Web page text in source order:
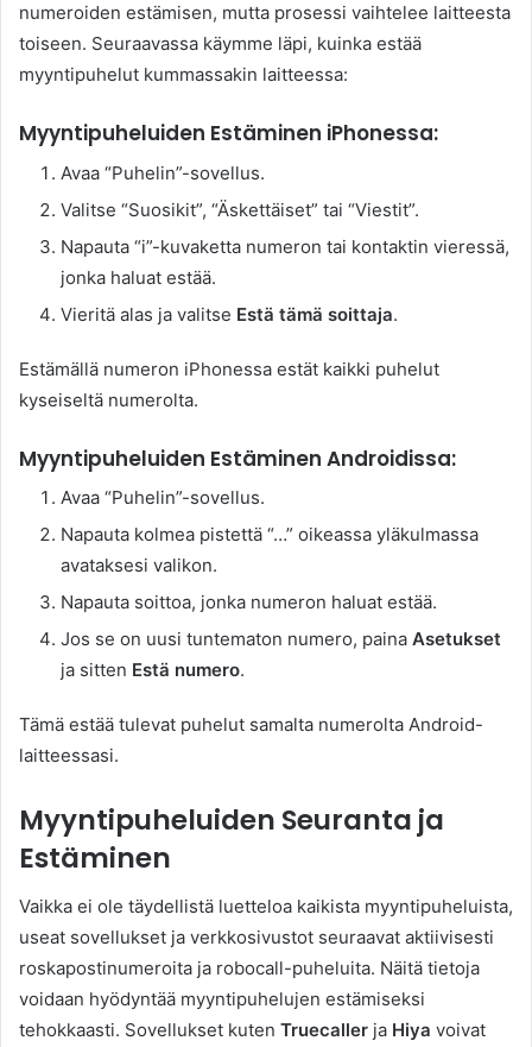
numeroiden estämisen, mutta prosessi vaihtelee laitteesta
toiseen. Seuraavassa käymme läpi, kuinka estää
myyntipuhelut kummassakin laitteessa:
Myyntipuheluiden Estäminen iPhonessa:
Avaa “Puhelin”-sovellus.
Valitse “Suosikit”, “Äskettäiset” tai “Viestit”.
Napauta “i”-kuvaketta numeron tai kontaktin vieressä,
jonka haluat estää.
Vieritä alas ja valitse Estä tämä soittaja.
Estämällä numeron iPhonessa estät kaikki puhelut
kyseiseltä numerolta.
Myyntipuheluiden Estäminen Androidissa:
Avaa “Puhelin”-sovellus.
Napauta kolmea pistettä “…” oikeassa yläkulmassa
avataksesi valikon.
Napauta soittoa, jonka numeron haluat estää.
Jos se on uusi tuntematon numero, paina Asetukset
ja sitten Estä numero.
Tämä estää tulevat puhelut samalta numerolta Android-
laitteessasi.
Myyntipuheluiden Seuranta ja
Estäminen
Vaikka ei ole täydellistä luetteloa kaikista myyntipuheluista,
useat sovellukset ja verkkosivustot seuraavat aktiivisesti
roskapostinumeroita ja robocall-puheluita. Näitä tietoja
voidaan hyödyntää myyntipuhelujen estämiseksi
tehokkaasti. Sovellukset kuten Truecaller ja Hiya voivat